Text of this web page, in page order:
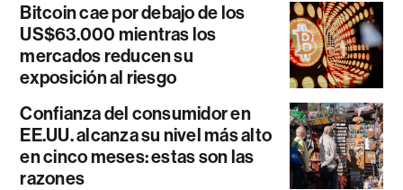
Bitcoin cae por debajo de los
US$63.000 mientras los
mercados reducen su
exposición al riesgo
Confianza del consumidor en
EE.UU. alcanza su nivel más alto
en cinco meses: estas son las
razones